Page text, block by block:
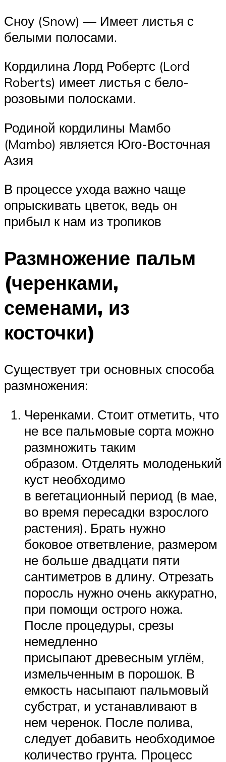
Сноу (Snow) — Имеет листья с
белыми полосами.
Кордилина Лорд Робертс (Lord
Roberts) имеет листья с бело-
розовыми полосками.
Родиной кордилины Мамбо
(Mambo) является Юго-Восточная
Азия
В процессе ухода важно чаще
опрыскивать цветок, ведь он
прибыл к нам из тропиков
Размножение пальм
(черенками,
семенами, из
косточки)
Существует три основных способа
размножения:
Черенками. Стоит отметить, что
не все пальмовые сорта можно
размножить таким
образом. Отделять молоденький
куст необходимо
в вегетационный период (в мае,
во время пересадки взрослого
растения). Брать нужно
боковое ответвление, размером
не больше двадцати пяти
сантиметров в длину. Отрезать
поросль нужно очень аккуратно,
при помощи острого ножа.
После процедуры, срезы
немедленно
присыпают древесным углём,
измельченным в порошок. В
емкость насыпают пальмовый
субстрат, и устанавливают в
нем черенок. После полива,
следует добавить необходимое
количество грунта. Процесс